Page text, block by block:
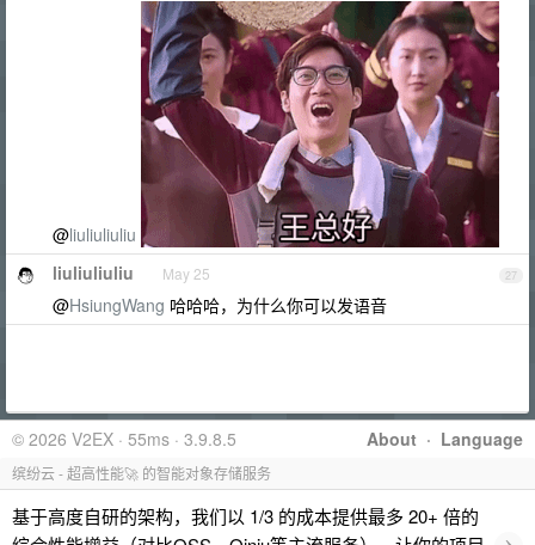
@liuliuliuliu
27
liuliuliuliu May 25
@HsiungWang 哈哈哈，为什么你可以发语音
About · Language
© 2026 V2EX · 55ms · 3.9.8.5
缤纷云 - 超高性能🚀 的智能对象存储服务
基于高度自研的架构，我们以 1/3 的成本提供最多 20+ 倍的